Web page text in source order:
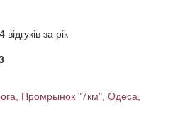
за рік
Промрынок "7км", Одеса,